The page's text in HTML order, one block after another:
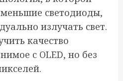
светодиоды,
излучать свет.
качество
с OLED, но без